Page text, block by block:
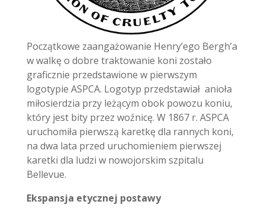
Początkowe zaangażowanie Henry’ego Bergh’a
w walkę o dobre traktowanie koni zostało
graficznie przedstawione w pierwszym
logotypie ASPCA. Logotyp przedstawiał anioła
miłosierdzia przy leżącym obok powozu koniu,
który jest bity przez woźnicę. W 1867 r. ASPCA
uruchomiła pierwszą karetkę dla rannych koni,
na dwa lata przed uruchomieniem pierwszej
karetki dla ludzi w nowojorskim szpitalu
Bellevue.
Ekspansja etycznej postawy